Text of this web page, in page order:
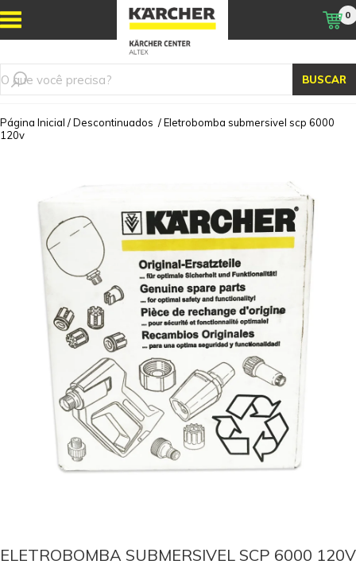
BUSCAR
0
Página Inicial /Descontinuados /Eletrobomba submersivel scp 6000
120v
ELETROBOMBA SUBMERSIVEL SCP 6000 120V